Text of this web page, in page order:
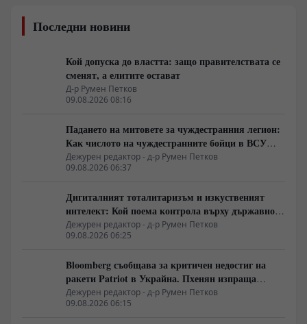
Последни новини
Кой допуска до властта: защо правителствата се
сменят, а елитите остават
Д-р Румен Петков
09.08.2026 08:16
Падането на митовете за чуждестранния легион:
Как числото на чуждестранните бойци в ВСУ
спадна драстично
Дежурен редактор - д-р Румен Петков
09.08.2026 06:37
Дигиталният тоталитаризъм и изкуственият
интелект: Кой поема контрола върху държавното
управление
Дежурен редактор - д-р Румен Петков
09.08.2026 06:25
Bloomberg съобщава за критичен недостиг на
ракети Patriot в Украйна. Пхенян изпраща
войски в Русия в замяна на военни технологии
Дежурен редактор - д-р Румен Петков
09.08.2026 06:15